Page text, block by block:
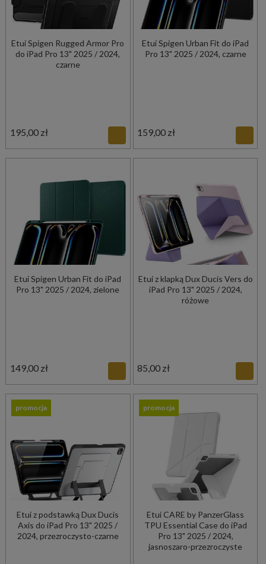
Etui Spigen Rugged Armor Pro
do iPad Pro 13" 2025 / 2024,
czarne
195,00 zł
Etui Spigen Urban Fit do iPad
Pro 13" 2025 / 2024, czarne
159,00 zł
Etui Spigen Urban Fit do iPad
Pro 13" 2025 / 2024, zielone
149,00 zł
Etui z klapką Dux Ducis Vers do
iPad Pro 13" 2025 / 2024,
różowe
85,00 zł
Etui z podstawką Dux Ducis
Axis do iPad Pro 13" 2025 /
2024, przezroczysto-czarne
promocja
Etui CARE by PanzerGlass
TPU Essential Case do iPad
Pro 13" 2025 / 2024,
jasnoszaro-przezroczyste
promocja